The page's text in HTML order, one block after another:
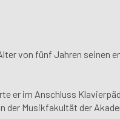
von fünf Jahren seinen
er im Anschluss
der Musikfakultät der